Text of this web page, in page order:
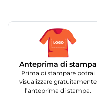
Anteprima di stampa
Prima di stampare potrai
visualizzare gratuitamente
l’anteprima di stampa.